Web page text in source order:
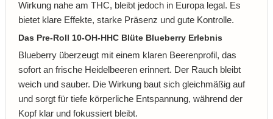
Wirkung nahe am THC, bleibt jedoch in Europa legal. Es
bietet klare Effekte, starke Präsenz und gute Kontrolle.
Das Pre-Roll 10-OH-HHC Blüte Blueberry Erlebnis
Blueberry überzeugt mit einem klaren Beerenprofil, das
sofort an frische Heidelbeeren erinnert. Der Rauch bleibt
weich und sauber. Die Wirkung baut sich gleichmäßig auf
und sorgt für tiefe körperliche Entspannung, während der
Kopf klar und fokussiert bleibt.